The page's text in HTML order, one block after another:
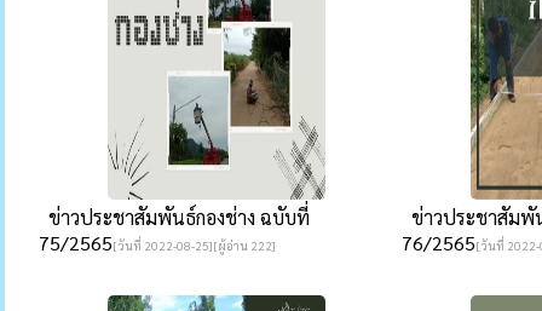
ข่าวประชาสัมพันธ์กองช่าง ฉบับที่
75/2565[วันที่ 2022-08-25][ผู้อ่าน 222]
ข่าวประชาสัมพั
76/2565[วันที่